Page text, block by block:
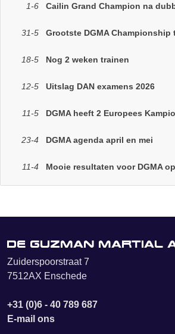
1-6 Cailin Grand Champion na
31-5 Grootste DGMA Championship
18-5 Nog 2 weken trainen
12-5 Uitslag DAN examens 2026
11-5 DGMA heeft 2 Europees
23-4 DGMA agenda april en mei
11-4 Mooie resultaten voor DGMA
De Guzman Martial
Zuiderspoorstraat 7
7512AX Enschede
+31 (0)6 - 40 789 687
E-mail ons